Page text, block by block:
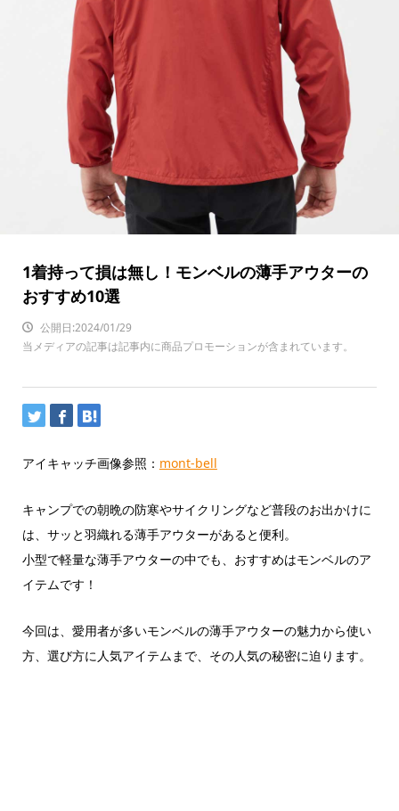
1着持って損は無し！モンベルの薄手アウターの
おすすめ10選
公開日:2024/01/29
当メディアの記事は記事内に商品プロモーションが含まれています。
アイキャッチ画像参照： mont-bell
キャンプでの朝晩の防寒やサイクリングなど普段のお出かけに
は、サッと羽織れる薄手アウターがあると便利。
小型で軽量な薄手アウターの中でも、おすすめはモンベルのア
イテムです！
今回は、愛用者が多いモンベルの薄手アウターの魅力から使い
方、選び方に人気アイテムまで、その人気の秘密に迫ります。